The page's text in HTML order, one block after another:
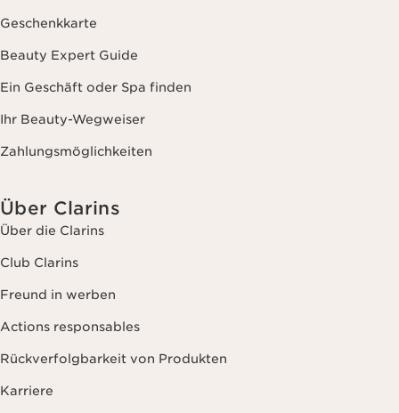
Geschenkkarte
Beauty Expert Guide
Ein Geschäft oder Spa finden
Ihr Beauty-Wegweiser
Zahlungsmöglichkeiten
Über Clarins
Über die Clarins
Club Clarins
Freund in werben
Actions responsables
Rückverfolgbarkeit von Produkten
Karriere